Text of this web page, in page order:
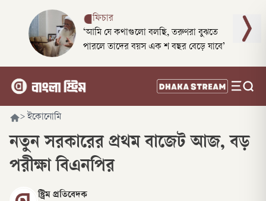
ফিচার
‘আমি যে কথাগুলো বলছি, তরুণরা বুঝতে
পারলে তাদের বয়স এক শ বছর বেড়ে যাবে’
> ইকোনোমি
নতুন সরকারের প্রথম বাজেট আজ, বড়
পরীক্ষা বিএনপির
স্ট্রিম প্রতিবেদক